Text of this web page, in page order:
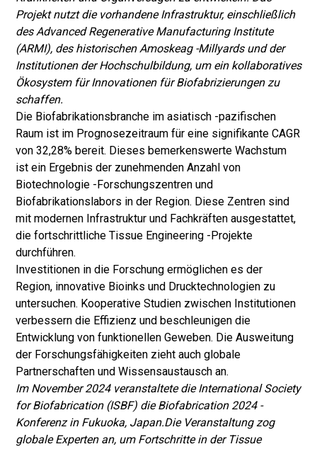
Projekt nutzt die vorhandene Infrastruktur, einschließlich
des Advanced Regenerative Manufacturing Institute
(ARMI), des historischen Amoskeag -Millyards und der
Institutionen der Hochschulbildung, um ein kollaboratives
Ökosystem für Innovationen für Biofabrizierungen zu
schaffen.
Die Biofabrikationsbranche im asiatisch -pazifischen
Raum ist im Prognosezeitraum für eine signifikante CAGR
von 32,28% bereit. Dieses bemerkenswerte Wachstum
ist ein Ergebnis der zunehmenden Anzahl von
Biotechnologie -Forschungszentren und
Biofabrikationslabors in der Region. Diese Zentren sind
mit modernen Infrastruktur und Fachkräften ausgestattet,
die fortschrittliche Tissue Engineering -Projekte
durchführen.
Investitionen in die Forschung ermöglichen es der
Region, innovative Bioinks und Drucktechnologien zu
untersuchen. Kooperative Studien zwischen Institutionen
verbessern die Effizienz und beschleunigen die
Entwicklung von funktionellen Geweben. Die Ausweitung
der Forschungsfähigkeiten zieht auch globale
Partnerschaften und Wissensaustausch an.
Im November 2024 veranstaltete die International Society
for Biofabrication (ISBF) die Biofabrication 2024 -
Konferenz in Fukuoka, Japan.Die Veranstaltung zog
globale Experten an, um Fortschritte in der Tissue